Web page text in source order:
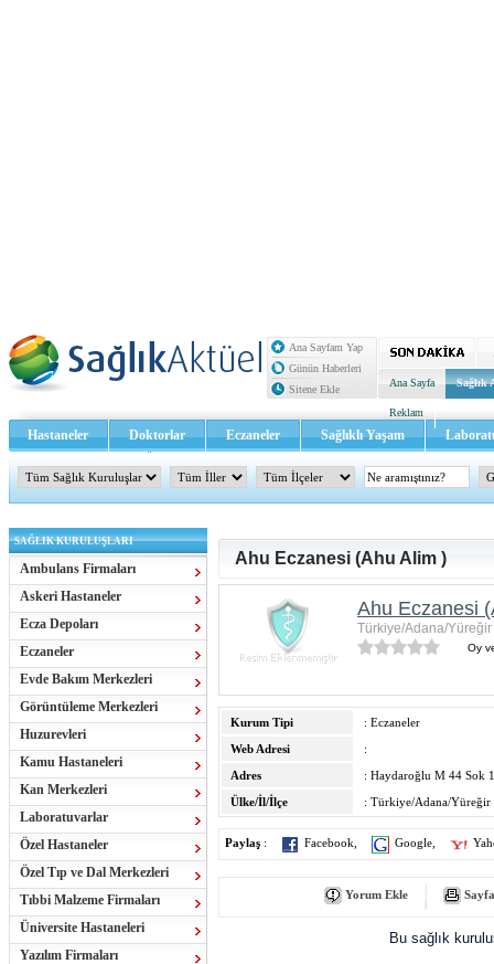
Ana Sayfam Yap
Günün Haberleri
Sitene Ekle
Ana Sayfa Sağlık
Reklam
Hastaneler Doktorlar Eczaneler Sağlıklı Yaşam
Sağlık TV - Video İletişim
SAĞLIK KURULUŞLARI
Ambulans Firmaları
Askeri Hastaneler
Ecza Depoları
Eczaneler
Evde Bakım Merkezleri
Görüntüleme Merkezleri
Huzurevleri
Kamu Hastaneleri
Kan Merkezleri
Laboratuvarlar
Özel Hastaneler
Özel Tıp ve Dal Merkezleri
Tıbbi Malzeme Firmaları
Üniversite Hastaneleri
Yazılım Firmaları
Ahu Eczanesi (Ahu Alim )
Ahu Eczanesi
Türkiye/Adana/Yüreğir
Oy
Kurum Tipi
: Eczaneler
Web Adresi
:
Adres
: Haydaroğlu M 44 Sok
Ülke/İl/İlçe
: Türkiye/Adana/Yüreğir
Paylaş : Facebook Google
Yorum Ekle
Bu sağlık